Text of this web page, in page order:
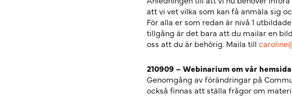
att vi vet vilka som kan få anmäla sig
För alla er som redan är nivå 1
tillgång är det bara att du mailar en
oss att du är behörig. Maila till
210909 – Webinarium om vår
Genomgång av förändringar på
också finnas att ställa frågor om